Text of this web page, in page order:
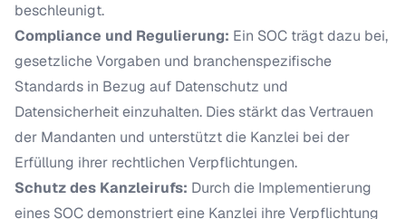
beschleunigt.
Compliance und Regulierung: Ein SOC trägt dazu bei,
gesetzliche Vorgaben und branchenspezifische
Standards in Bezug auf Datenschutz und
Datensicherheit einzuhalten. Dies stärkt das Vertrauen
der Mandanten und unterstützt die Kanzlei bei der
Erfüllung ihrer rechtlichen Verpflichtungen.
Schutz des Kanzleirufs: Durch die Implementierung
eines SOC demonstriert eine Kanzlei ihre Verpflichtung